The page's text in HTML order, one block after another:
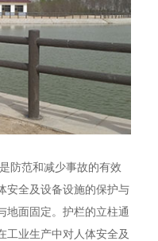
防范和减少事故的有效
安全及设备设施的保护与
地面固定。护栏的立柱通
工业生产中对人体安全及